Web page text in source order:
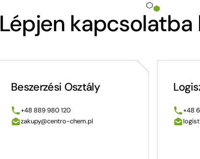
Lépjen kapcsolatba
Beszerzési Osztály
+48 889 980 120
zakupy@centro-chem.pl
+48